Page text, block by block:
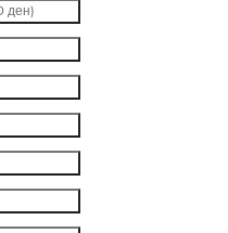
ден)